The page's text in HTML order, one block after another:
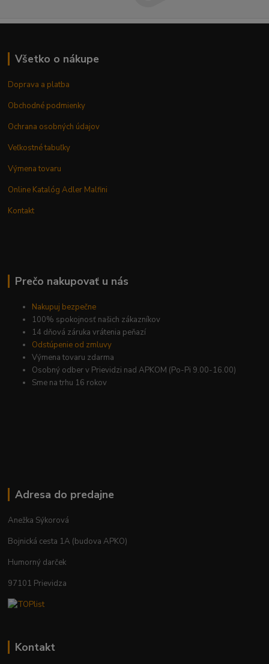
Všetko o nákupe
Doprava a platba
Obchodné podmienky
Ochrana osobných údajov
Veľkostné tabuľky
Výmena tovaru
Online Katalóg Adler Malfini
Kontakt
Prečo nakupovať u nás
Nakupuj bezpečne
100% spokojnosť našich zákazníkov
14 dňová záruka vrátenia peňazí
Odstúpenie od zmluvy
Výmena tovaru zdarma
Osobný odber v Prievidzi nad APKOM (Po-Pi 9.00-16.00)
Sme na trhu 16 rokov
Adresa do predajne
Anežka Sýkorová
Bojnická cesta 1A (budova APKO)
Humorný darček
97101 Prievidza
Kontakt